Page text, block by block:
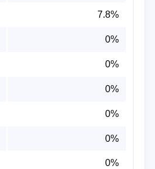
7.8%
0%
0%
0%
0%
0%
0%